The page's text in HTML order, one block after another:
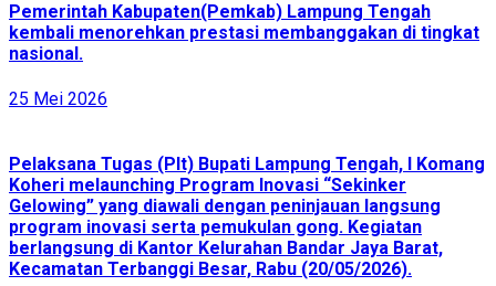
Pemerintah Kabupaten(Pemkab) Lampung Tengah
kembali menorehkan prestasi membanggakan di tingkat
nasional.
25 Mei 2026
Pelaksana Tugas (Plt) Bupati Lampung Tengah, I Komang
Koheri melaunching Program Inovasi “Sekinker
Gelowing” yang diawali dengan peninjauan langsung
program inovasi serta pemukulan gong. Kegiatan
berlangsung di Kantor Kelurahan Bandar Jaya Barat,
Kecamatan Terbanggi Besar, Rabu (20/05/2026).